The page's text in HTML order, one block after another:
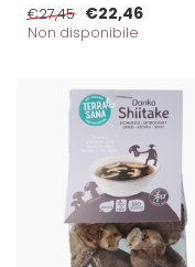
€27,45 €22,46
Non disponibile